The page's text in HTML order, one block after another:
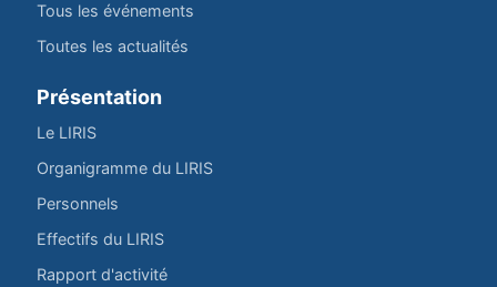
Tous les événements
Toutes les actualités
Présentation
Le LIRIS
Organigramme du LIRIS
Personnels
Effectifs du LIRIS
Rapport d'activité